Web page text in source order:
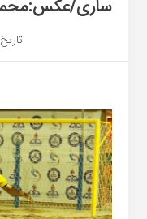
ساری/
تاریخ